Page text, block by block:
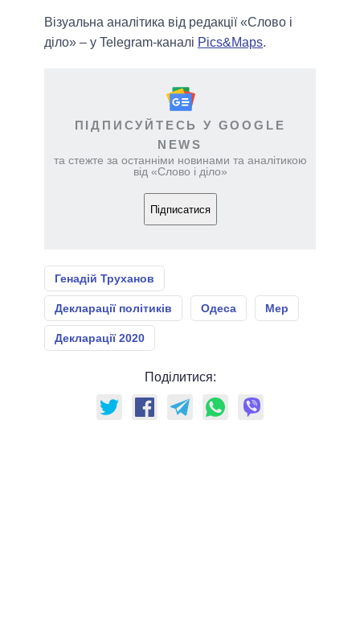
Візуальна аналітика від редакції «Слово і
діло» – у Telegram-каналі Pics&Maps.
ПІДПИСУЙТЕСЬ У GOOGLE
NEWS
та стежте за останніми новинами та аналітикою
від «Слово і діло»
Підписатися
Генадій Труханов
Декларації політиків Одеса Мер
Декларації 2020
Поділитися: